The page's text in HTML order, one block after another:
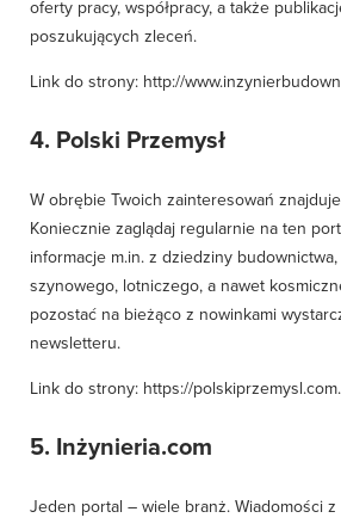
oferty pracy, współpracy, a także
poszukujących zleceń.
Link do strony: http://
4. Polski Przemysł
W obrębie Twoich zainteresowań
Koniecznie zaglądaj regularnie na ten
informacje m.in. z dziedziny
szynowego, lotniczego, a nawet
pozostać na bieżąco z nowinkami
newsletteru.
Link do strony: https://
5. Inżynieria.com
Jeden portal – wiele branż. Wiadomości z